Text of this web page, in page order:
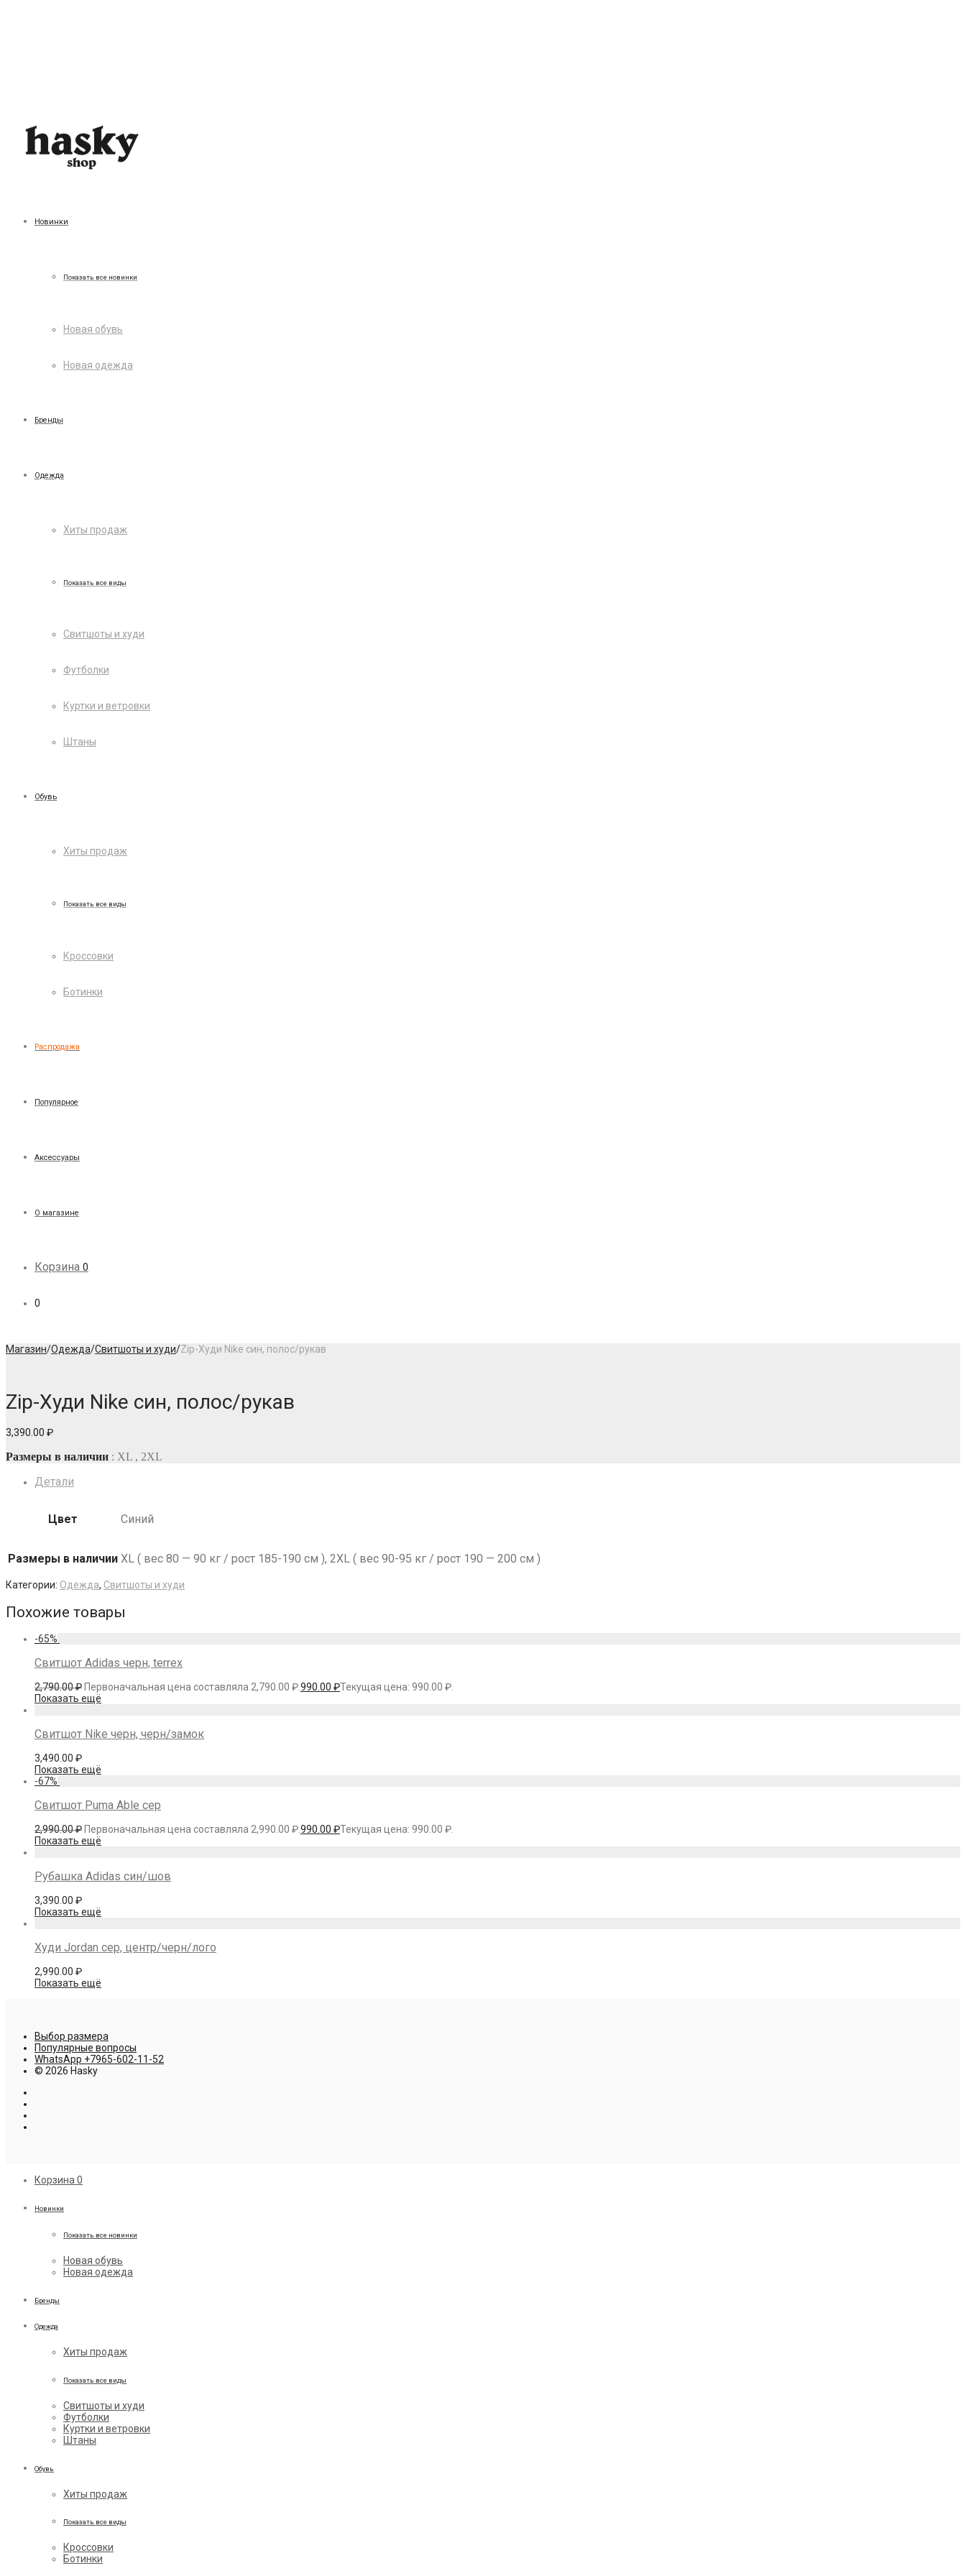
Новинки
Показать все новинки
Новая обувь
Новая одежда
Бренды
Одежда
Хиты продаж
Показать все виды
Свитшоты и худи
Футболки
Куртки и ветровки
Штаны
Обувь
Хиты продаж
Показать все виды
Кроссовки
Ботинки
Распродажа
Популярное
Аксессуары
О магазине
Корзина 0
0
Магазин/Одежда/Свитшоты и худи/Zip-Худи Nike син, полос/рукав
Zip-Худи Nike син, полос/рукав
3,390.00 ₽
Размеры в наличии : XL , 2XL
Детали
Цвет Синий
Размеры в наличии XL ( вес 80 — 90 кг / рост 185-190 см ), 2XL ( вес 90-95 кг / рост 190 — 200 см )
Категории: Одежда, Свитшоты и худи
Похожие товары
-65%
Свитшот Adidas черн, terrex
2,790.00₽ Первоначальная цена составляла 2,790.00 ₽.990.00 ₽Текущая цена: 990.00 ₽.
Показать ещё
Свитшот Nike черн, черн/замок
3,490.00 ₽
Показать ещё
-67%
Свитшот Puma Able сер
2,990.00₽ Первоначальная цена составляла 2,990.00 ₽.990.00 ₽Текущая цена: 990.00 ₽.
Показать ещё
Рубашка Adidas син/шов
3,390.00 ₽
Показать ещё
Худи Jordan сер, центр/черн/лого
2,990.00 ₽
Показать ещё
Выбор размера
Популярные вопросы
WhatsApp +7965-602-11-52
© 2026 Hasky
Корзина 0
Новинки
Показать все новинки
Новая обувь
Новая одежда
Бренды
Одежда
Хиты продаж
Показать все виды
Свитшоты и худи
Футболки
Куртки и ветровки
Штаны
Обувь
Хиты продаж
Показать все виды
Кроссовки
Ботинки